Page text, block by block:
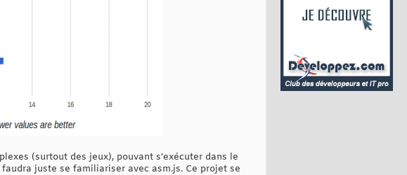
(surtout des jeux), pouvant s’exécuter dans le
juste se familiariser avec asm.js. Ce projet se